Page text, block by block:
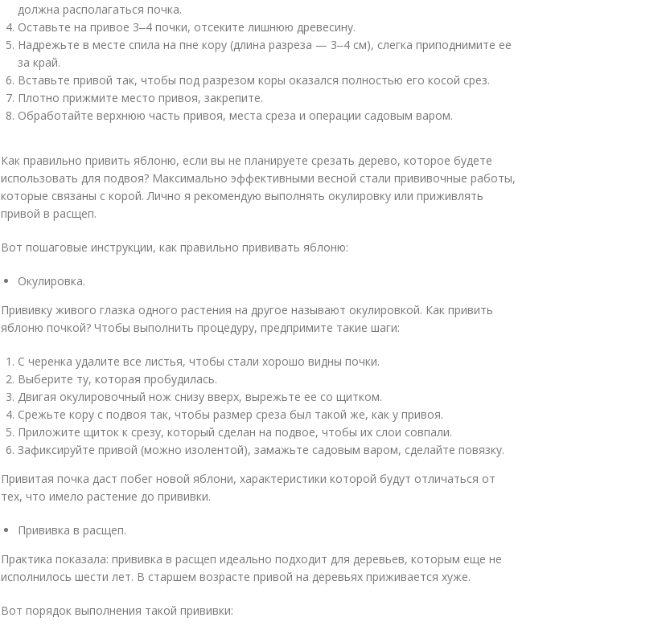
должна располагаться почка.
Оставьте на привое 3‒4 почки, отсеките лишнюю древесину.
Надрежьте в месте спила на пне кору (длина разреза — 3‒4 см), слегка приподнимите ее
за край.
Вставьте привой так, чтобы под разрезом коры оказался полностью его косой срез.
Плотно прижмите место привоя, закрепите.
Обработайте верхнюю часть привоя, места среза и операции садовым варом.
Как правильно привить яблоню, если вы не планируете срезать дерево, которое будете
использовать для подвоя? Максимально эффективными весной стали прививочные работы,
которые связаны с корой. Лично я рекомендую выполнять окулировку или приживлять
привой в расщеп.
Вот пошаговые инструкции, как правильно прививать яблоню:
Окулировка.
Прививку живого глазка одного растения на другое называют окулировкой. Как привить
яблоню почкой? Чтобы выполнить процедуру, предпримите такие шаги:
С черенка удалите все листья, чтобы стали хорошо видны почки.
Выберите ту, которая пробудилась.
Двигая окулировочный нож снизу вверх, вырежьте ее со щитком.
Срежьте кору с подвоя так, чтобы размер среза был такой же, как у привоя.
Приложите щиток к срезу, который сделан на подвое, чтобы их слои совпали.
Зафиксируйте привой (можно изолентой), замажьте садовым варом, сделайте повязку.
Привитая почка даст побег новой яблони, характеристики которой будут отличаться от
тех, что имело растение до прививки.
Прививка в расщеп.
Практика показала: прививка в расщеп идеально подходит для деревьев, которым еще не
исполнилось шести лет. В старшем возрасте привой на деревьях приживается хуже.
Вот порядок выполнения такой прививки: